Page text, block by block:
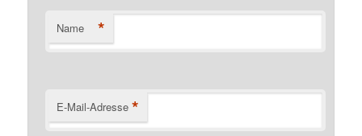
Name *
E-Mail-Adresse *